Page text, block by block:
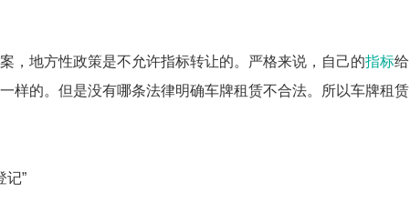
，地方性政策是不允许指标转让的。严格来说，自己的指标给
样的。但是没有哪条法律明确车牌租赁不合法。所以车牌租赁
记”